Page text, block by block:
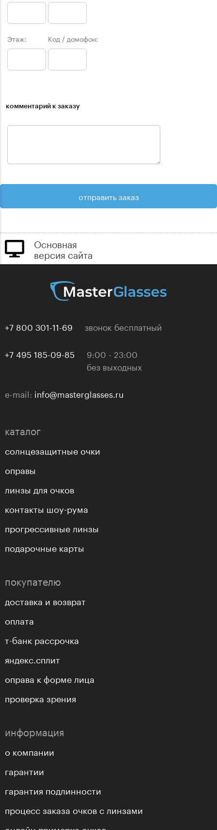
Этаж: Код / домофон:
комментарий к заказу
Основная
версия сайта
+7 800 301-11-69 звонок бесплатный
+7 495 185-09-85
9:00 - 23:00
без выходных
e-mail: info@masterglasses.ru
каталог
солнцезащитные очки
оправы
линзы для очков
контакты шоу-рума
прогрессивные линзы
подарочные карты
покупателю
доставка и возврат
оплата
т-банк рассрочка
яндекс.сплит
оправа к форме лица
проверка зрения
информация
о компании
гарантии
гарантия подлинности
процесс заказа очков с линзами